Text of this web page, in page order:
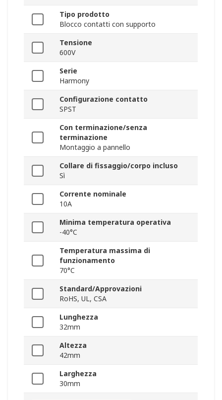
Tipo prodotto
Blocco contatti con supporto
Tensione
600V
Serie
Harmony
Configurazione contatto
SPST
Con terminazione/senza
terminazione
Montaggio a pannello
Collare di fissaggio/corpo incluso
Sì
Corrente nominale
10A
Minima temperatura operativa
-40°C
Temperatura massima di
funzionamento
70°C
Standard/Approvazioni
RoHS, UL, CSA
Lunghezza
32mm
Altezza
42mm
Larghezza
30mm